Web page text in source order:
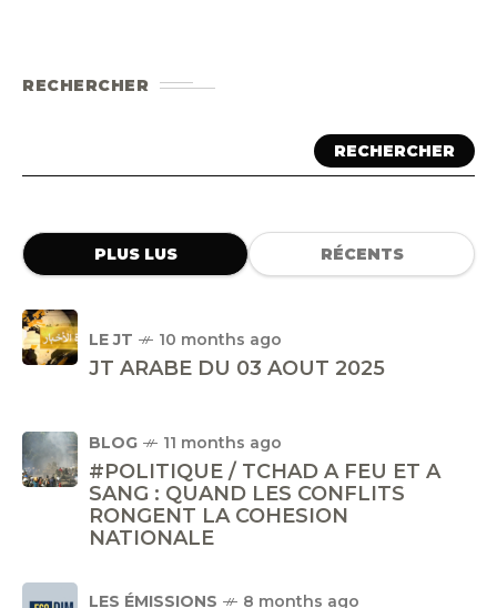
RECHERCHER
RECHERCHER
PLUS LUS RÉCENTS
LE JT 10 months ago
JT ARABE DU 03 AOUT 2025
BLOG 11 months ago
#POLITIQUE / TCHAD A FEU ET A
SANG : QUAND LES CONFLITS
RONGENT LA COHESION
NATIONALE
LES ÉMISSIONS 8 months ago